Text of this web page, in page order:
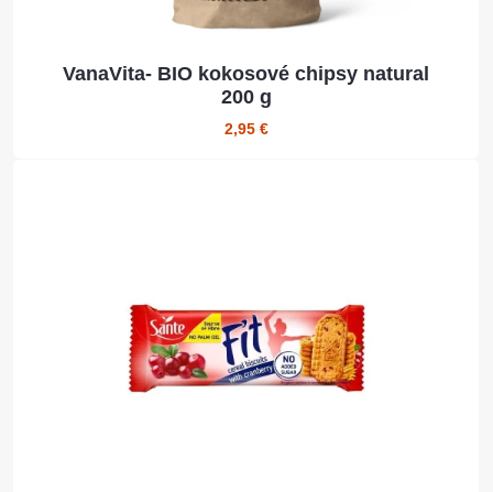
VanaVita- BIO kokosové chipsy natural
200 g
2,95 €